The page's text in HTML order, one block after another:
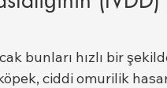
bunları hızlı bir
ciddi omurilik